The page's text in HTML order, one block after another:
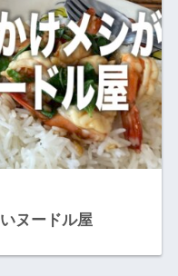
ヌードル屋